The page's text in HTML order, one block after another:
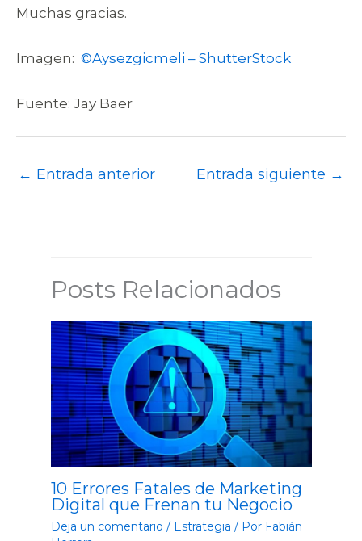
Muchas gracias.
Imagen: ©Aysezgicmeli – ShutterStock
Fuente: Jay Baer
← Entrada anterior Entrada siguiente →
Posts Relacionados
10 Errores Fatales de Marketing
Digital que Frenan tu Negocio
Deja un comentario / Estrategia / Por Fabián